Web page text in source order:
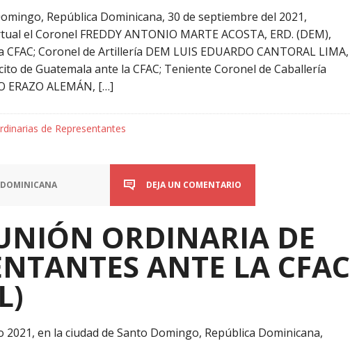
República Dominicana, 30 de septiembre del 2021,
el Coronel FREDDY ANTONIO MARTE ACOSTA, ERD. (DEM),
Coronel de Artillería DEM LUIS EDUARDO CANTORAL LIMA,
de Guatemala ante la CFAC; Teniente Coronel de Caballería
ERAZO ALEMÁN, […]
de Representantes
DOMINICANA DEJA UN COMENTARIO
ORDINARIA DE
ANTE LA CFAC
2021, en la ciudad de Santo Domingo, República Dominicana,